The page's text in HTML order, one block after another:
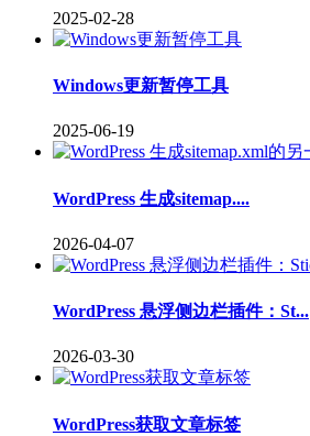
2025-02-28
Windows更新暂停工具
2025-06-19
WordPress 生成sitemap....
2026-04-07
WordPress 悬浮侧边栏插件：St...
2026-03-30
WordPress获取文章标签